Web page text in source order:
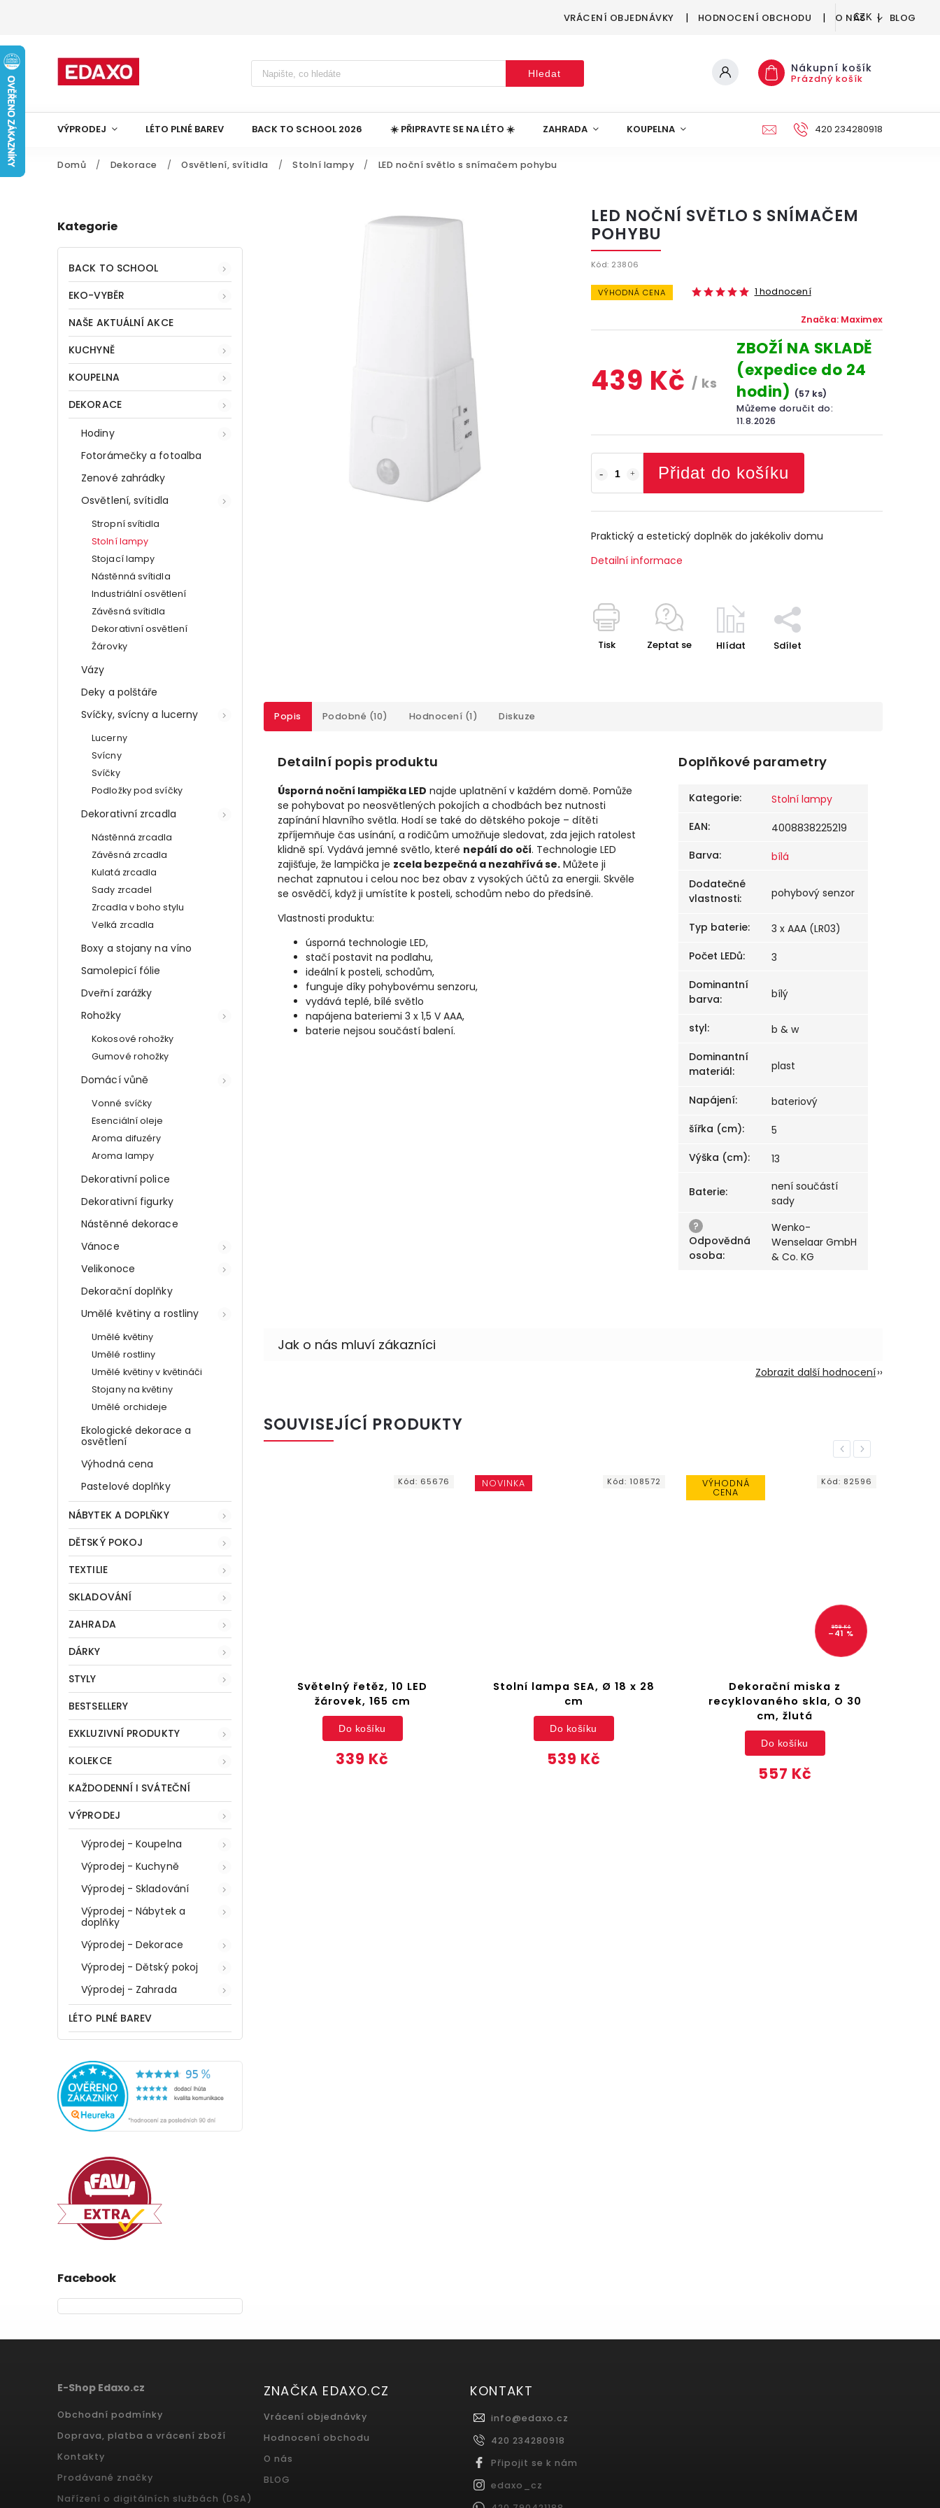
VRÁCENÍ OBJEDNÁVKY HODNOCENÍ OBCHODU O NÁS BLOG
CZK
Hledat Nákupní košík
Prázdný košík
VÝPRODEJ LÉTO PLNÉ BAREV BACK TO SCHOOL 2026 ☀️ PŘIPRAVTE SE NA LÉTO ☀️ ZAHRADA KOUPELNA DEKORACE
420 234280918
Domů / Dekorace / Osvětlení, svítidla / Stolní lampy / LED noční světlo s snímačem pohybu
Kategorie
BACK TO SCHOOL
EKO-VYBĚR
NAŠE AKTUÁLNÍ AKCE
KUCHYNĚ
KOUPELNA
DEKORACE
Hodiny
Fotorámečky a fotoalba
Zenové zahrádky
Osvětlení, svítidla
Stropní svítidla
Stolní lampy
Stojací lampy
Nástěnná svítidla
Industriální osvětlení
Závěsná svítidla
Dekorativní osvětlení
Žárovky
Vázy
Deky a polštáře
Svíčky, svícny a lucerny
Lucerny
Svícny
Svíčky
Podložky pod svíčky
Dekorativní zrcadla
Nástěnná zrcadla
Závěsná zrcadla
Kulatá zrcadla
Sady zrcadel
Zrcadla v boho stylu
Velká zrcadla
Boxy a stojany na víno
Samolepicí fólie
Dveřní zarážky
Rohožky
Kokosové rohožky
Gumové rohožky
Domácí vůně
Vonné svíčky
Esenciální oleje
Aroma difuzéry
Aroma lampy
Dekorativní police
Dekorativní figurky
Nástěnné dekorace
Vánoce
Velikonoce
Dekorační doplňky
Umělé květiny a rostliny
Umělé květiny
Umělé rostliny
Umělé květiny v květináči
Stojany na květiny
Umělé orchideje
Ekologické dekorace a
osvětlení
Výhodná cena
Pastelové doplňky
NÁBYTEK A DOPLŇKY
DĚTSKÝ POKOJ
TEXTILIE
SKLADOVÁNÍ
ZAHRADA
DÁRKY
STYLY
BESTSELLERY
EXKLUZIVNÍ PRODUKTY
KOLEKCE
KAŽDODENNÍ I SVÁTEČNÍ
VÝPRODEJ
Výprodej - Koupelna
Výprodej - Kuchyně
Výprodej - Skladování
Výprodej - Nábytek a
doplňky
Výprodej - Dekorace
Výprodej - Dětský pokoj
Výprodej - Zahrada
LÉTO PLNÉ BAREV
Facebook
LED NOČNÍ SVĚTLO S SNÍMAČEM
POHYBU
Kód: 23806
VÝHODNÁ CENA 1 hodnocení
Značka: Maximex
439 Kč / ks
ZBOŽÍ NA SKLADĚ
(expedice do 24
hodin) (57 ks)
Můžeme doručit do:
11.8.2026
Přidat do košíku
Praktický a estetický doplněk do jakékoliv domu
Detailní informace
Tisk Zeptat se Hlídat Sdílet
Popis Podobné (10) Hodnocení (1) Diskuze
Detailní popis produktu
Úsporná noční lampička LED najde uplatnění v každém domě. Pomůže
se pohybovat po neosvětlených pokojích a chodbách bez nutnosti
zapínání hlavního světla. Hodí se také do dětského pokoje – dítěti
zpříjemňuje čas usínání, a rodičům umožňuje sledovat, zda jejich ratolest
klidně spí. Vydává jemné světlo, které nepálí do očí. Technologie LED
zajišťuje, že lampička je zcela bezpečná a nezahřívá se. Můžete ji
nechat zapnutou i celou noc bez obav z vysokých účtů za energii. Skvěle
se osvědčí, když ji umístíte k posteli, schodům nebo do předsíně.
Vlastnosti produktu:
úsporná technologie LED,
stačí postavit na podlahu,
ideální k posteli, schodům,
funguje díky pohybovému senzoru,
vydává teplé, bílé světlo
napájena bateriemi 3 x 1,5 V AAA,
baterie nejsou součástí balení.
Doplňkové parametry
Kategorie:
Stolní lampy
EAN:
4008838225219
Barva:
bílá
Dodatečné
vlastnosti: pohybový senzor
Typ baterie:
3 x AAA (LR03)
Počet LEDů:
3
Dominantní
barva: bílý
styl:
b & w
Dominantní
materiál: plast
Napájení:
bateriový
šířka (cm):
5
Výška (cm): 13
Baterie:
není součástí
sady
?
Odpovědná
osoba:
Wenko-
Wenselaar GmbH
& Co. KG
Zobrazit další hodnocení
SOUVISEJÍCÍ PRODUKTY
Previous
VÝHODNÁ
CENA
Dekorativní LED žárovka v
jantarovém odstínu,
energeticky úsporná LED
lampa v designovém stylu
189 Kč
Světelný řetěz, 10 LED
žárovek, 165 cm
339 Kč
Do košíku
Kód: 65676 NOVINKA
Stolní lampa SEA, Ø 18 x 28
cm
539 Kč
Do košíku
Kód: 108572 VÝHODNÁ
CENA
959 Kč
–41 %
Dekorační miska z
recyklovaného skla, O 30
cm, žlutá
557 Kč
Do košíku
Kód: 82596
Next
E-Shop Edaxo.cz
Obchodní podmínky
Doprava, platba a vrácení zboží
Kontakty
Prodávané značky
Nařízení o digitálních službách (DSA)
ZNAČKA EDAXO.CZ
Vrácení objednávky
Hodnocení obchodu
O nás
BLOG
KONTAKT
info@edaxo.cz
420 234280918
Připojit se k nám
edaxo_cz